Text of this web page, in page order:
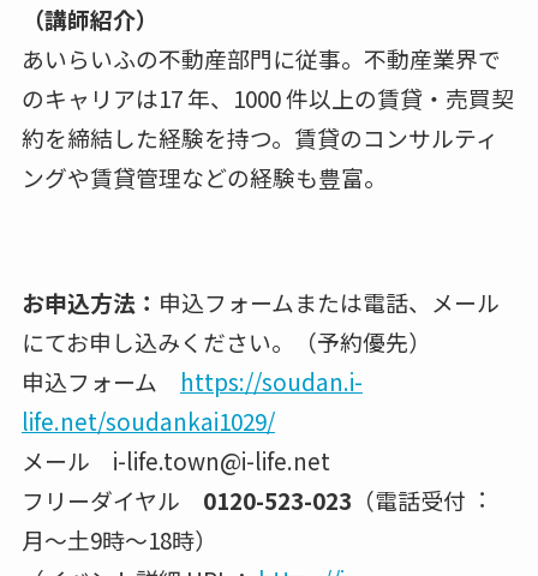
（講師紹介）
あいらいふの不動産部門に従事。不動産業界で
のキャリアは17 年、1000 件以上の賃貸・売買契
約を締結した経験を持つ。賃貸のコンサルティ
ングや賃貸管理などの経験も豊富。
お申込方法： 申込フォームまたは電話、メール
にてお申し込みください。（予約優先）
申込フォーム https://soudan.i-
life.net/soudankai1029/
メール i-life.town@i-life.net
フリーダイヤル 0120-523-023 （電話受付︓
月〜⼟9時〜18時）